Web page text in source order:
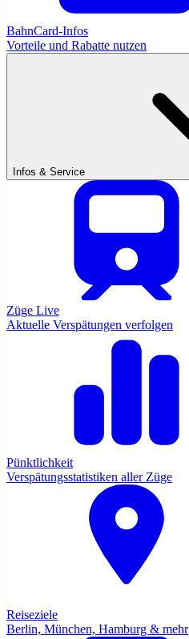
BahnCard-Infos
Vorteile und Rabatte nutzen
Infos & Service
Züge Live
Aktuelle Verspätungen verfolgen
Pünktlichkeit
Verspätungsstatistiken aller Züge
Reiseziele
Berlin, München, Hamburg & mehr